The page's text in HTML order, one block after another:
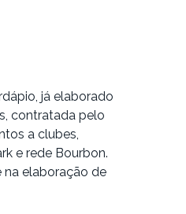
já elaborado
contratada pelo
a clubes,
e rede Bourbon.
na elaboração de